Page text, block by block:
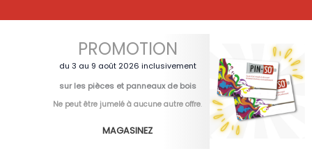
PROMOTION
du 3 au 9 août 2026 inclusivement
sur les pièces et panneaux de bois
Ne peut être jumelé à aucune autre offre.
MAGASINEZ